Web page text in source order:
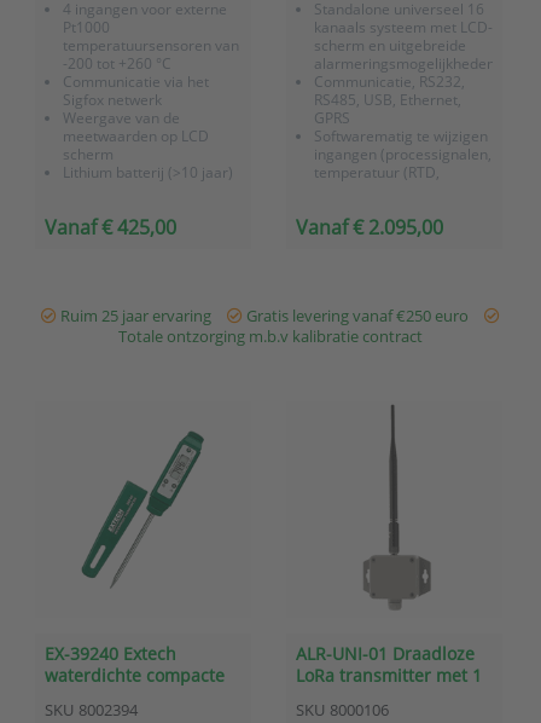
4 ingangen voor externe
Pt1000
temperatuursensoren van
-200 tot +260 °C
Communicatie via het
Sigfox netwerk
Weergave van de
meetwaarden op LCD
scherm
Lithium batterij (>10 jaar)
3 jaar garantie
Vanaf € 425,00
Standalone universeel 16
kanaals systeem met LCD-
scherm en uitgebreide
alarmeringsmogelijkheden
Communicatie, RS232,
RS485, USB, Ethernet,
GPRS
Softwarematig te wijzigen
ingangen (processignalen,
temperatuur (RTD,
Tafelmodel,
Vanaf € 2.095,00
Ruim 25 jaar ervaring
Gratis levering vanaf €250 euro
Totale ontzorging m.b.v kalibratie contract
EX-39240 Extech
waterdichte compacte
tot 200°C
SKU 8002394
ALR-UNI-01 Draadloze
LoRa transmitter met 1
o.a. processignaal,
SKU 8000106